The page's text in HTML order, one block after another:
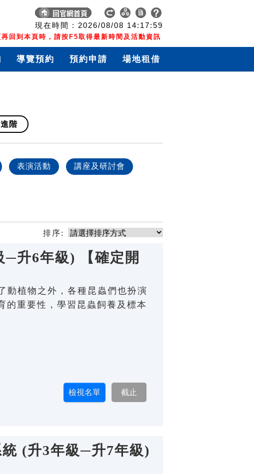
現在時間 : 2026/08/08 14:18:00
回到本頁時，請按F5取得最新時間及活動資訊
導覽預約 預約申請 場地租借
進階
表演活動 講座及研討會
排序:
升6年級) 【確定開
動植物之外，各種昆蟲們也扮演
的重要性，學習昆蟲飼養及標本
(升3年級─升7年級)